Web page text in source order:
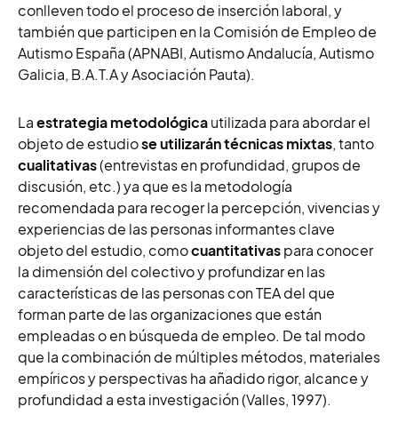
conlleven todo el proceso de inserción laboral, y
también que participen en la Comisión de Empleo de
Autismo España (APNABI, Autismo Andalucía, Autismo
Galicia, B.A.T.A y Asociación Pauta).
Laestrategia metodológicautilizada para abordar el
objeto de estudiose utilizarán técnicas mixtas, tanto
cualitativas(entrevistas en profundidad, grupos de
discusión, etc.) ya que es la metodología
recomendada para recoger la percepción, vivencias y
experiencias de las personas informantes clave
objeto del estudio, comocuantitativaspara conocer
la dimensión del colectivo y profundizar en las
características de las personas con TEA del que
forman parte de las organizaciones que están
empleadas o en búsqueda de empleo. De tal modo
que la combinación de múltiples métodos, materiales
empíricos y perspectivas ha añadido rigor, alcance y
profundidad a esta investigación (Valles, 1997).